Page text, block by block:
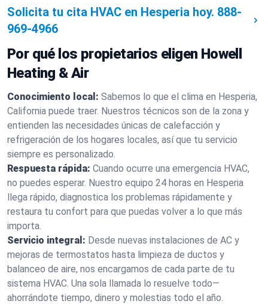
Solicita tu cita HVAC en Hesperia hoy. 888-
969-4966
Por qué los propietarios eligen Howell
Heating & Air
Conocimiento local: Sabemos lo que el clima en Hesperia,
California puede traer. Nuestros técnicos son de la zona y
entienden las necesidades únicas de calefacción y
refrigeración de los hogares locales, así que tu servicio
siempre es personalizado.
Respuesta rápida: Cuando ocurre una emergencia HVAC,
no puedes esperar. Nuestro equipo 24 horas en Hesperia
llega rápido, diagnostica los problemas rápidamente y
restaura tu confort para que puedas volver a lo que más
importa.
Servicio integral: Desde nuevas instalaciones de AC y
mejoras de termostatos hasta limpieza de ductos y
balanceo de aire, nos encargamos de cada parte de tu
sistema HVAC. Una sola llamada lo resuelve todo—
ahorrándote tiempo, dinero y molestias todo el año.